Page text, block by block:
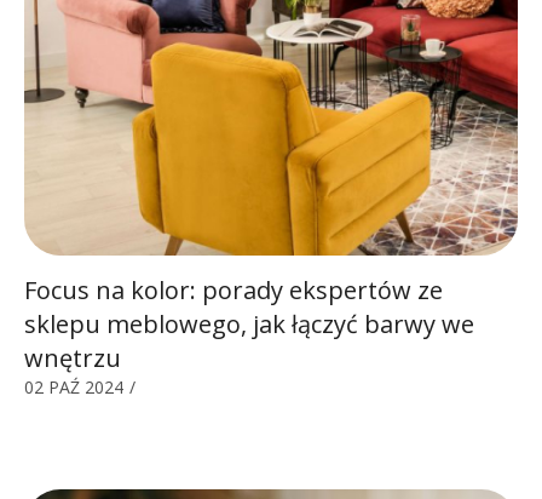
Focus na kolor: porady ekspertów ze
sklepu meblowego, jak łączyć barwy we
wnętrzu
02 PAŹ 2024 /